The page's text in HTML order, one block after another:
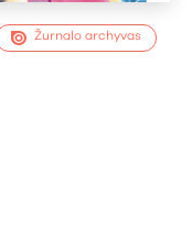
Žurnalo archyvas